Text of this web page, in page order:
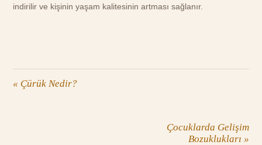
indirilir ve kişinin yaşam kalitesinin artması sağlanır.
« Çürük Nedir?
Çocuklarda Gelişim
Bozuklukları »